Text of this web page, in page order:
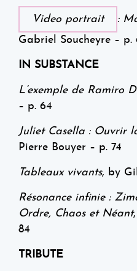
Video portrait :
Gabriel Soucheyre – p.
IN SUBSTANCE
L’exemple de Ramiro
– p. 64
Juliet Casella : Ouvrir
Pierre Bouyer – p. 74
Tableaux vivants, by
Résonance infinie :
Ordre, Chaos et Néant
84
TRIBUTE